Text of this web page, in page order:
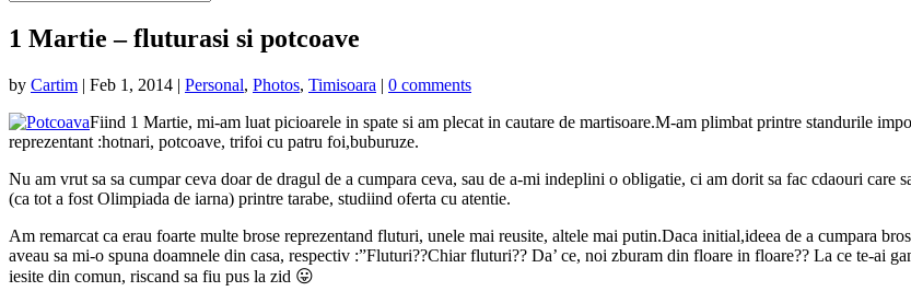
1 Martie – fluturasi si potcoave
by Cartim | Feb 1, 2014 | Personal, Photos, Timisoara | 0 comments
Fiind 1 Martie, mi-am luat picioarele in spate si am plecat in cautare de martisoare.M-am plimbat printre standurile
reprezentant :hotnari, potcoave, trifoi cu patru foi,buburuze.
Nu am vrut sa sa cumpar ceva doar de dragul de a cumpara ceva, sau de a-mi indeplini o obligatie, ci am dorit sa fac cdaouri care
(ca tot a fost Olimpiada de iarna) printre tarabe, studiind oferta cu atentie.
Am remarcat ca erau foarte multe brose reprezentand fluturi, unele mai reusite, altele mai putin.Daca initial,ideea de a cumpara
aveau sa mi-o spuna doamnele din casa, respectiv :”Fluturi??Chiar fluturi?? Da’ ce, noi zburam din floare in floare?? La ce te-ai
iesite din comun, riscand sa fiu pus la zid 😛